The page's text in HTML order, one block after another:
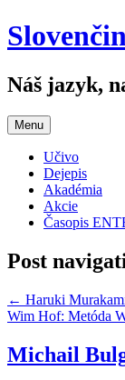
Náš jazyk,
Menu
Učivo
Dejepis
Akadémia
Akcie
Časopis
Post
← Haruki
Wim Hof: Metóda
Michail